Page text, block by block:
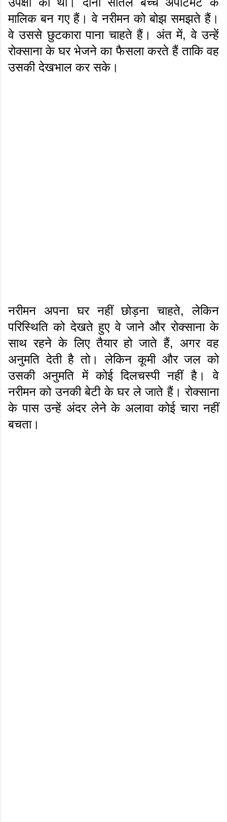
मालिक बन गए हैं। वे नरीमन को बोझ समझते हैं।
वे उससे छुटकारा पाना चाहते हैं। अंत में, वे उन्हें
रोक्साना के घर भेजने का फैसला करते हैं ताकि वह
उसकी देखभाल कर सके।
नरीमन अपना घर नहीं छोड़ना चाहते, लेकिन
परिस्थिति को देखते हुए वे जाने और रोक्साना के
साथ रहने के लिए तैयार हो जाते हैं, अगर वह
अनुमति देती है तो। लेकिन कूमी और जल को
उसकी अनुमति में कोई दिलचस्पी नहीं है। वे
नरीमन को उनकी बेटी के घर ले जाते हैं। रोक्साना
के पास उन्हें अंदर लेने के अलावा कोई चारा नहीं
बचता।